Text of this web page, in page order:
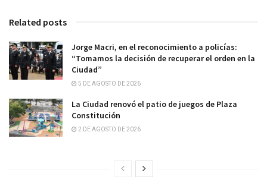
Related posts
Jorge Macri, en el reconocimiento a policías:
“Tomamos la decisión de recuperar el orden en la
Ciudad”
5 DE AGOSTO DE 2026
La Ciudad renovó el patio de juegos de Plaza
Constitución
2 DE AGOSTO DE 2026